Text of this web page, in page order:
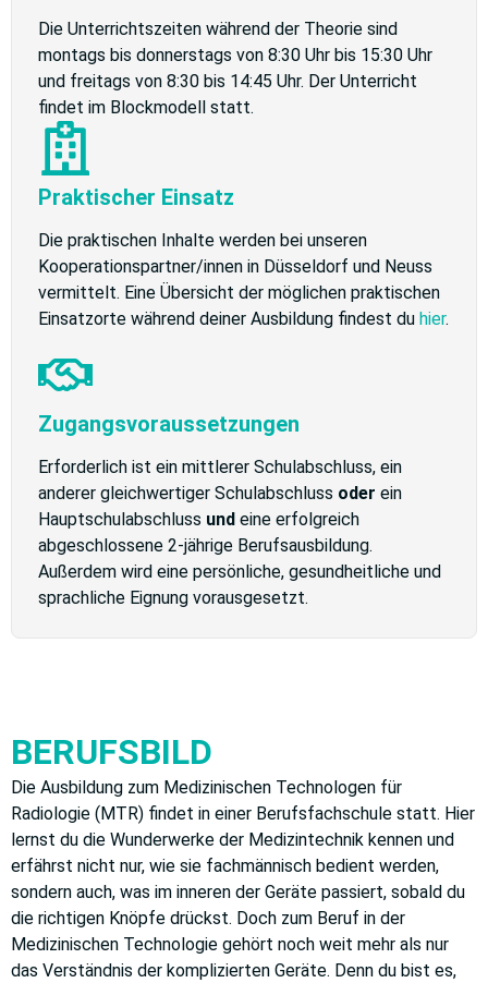
Die Unterrichtszeiten während der Theorie sind
montags bis donnerstags von 8:30 Uhr bis 15:30 Uhr
und freitags von 8:30 bis 14:45 Uhr. Der Unterricht
findet im Blockmodell statt.
Praktischer Einsatz
Die praktischen Inhalte werden bei unseren
Kooperationspartner/innen in Düsseldorf und Neuss
vermittelt. Eine Übersicht der möglichen praktischen
Einsatzorte während deiner Ausbildung findest du hier.
Zugangsvoraussetzungen
Erforderlich ist ein mittlerer Schulabschluss, ein
anderer gleichwertiger Schulabschluss oder ein
Hauptschulabschluss und eine erfolgreich
abgeschlossene 2-jährige Berufsausbildung.
Außerdem wird eine persönliche, gesundheitliche und
sprachliche Eignung vorausgesetzt.
BERUFSBILD
Die Ausbildung zum Medizinischen Technologen für
Radiologie (MTR) findet in einer Berufsfachschule statt. Hier
lernst du die Wunderwerke der Medizintechnik kennen und
erfährst nicht nur, wie sie fachmännisch bedient werden,
sondern auch, was im inneren der Geräte passiert, sobald du
die richtigen Knöpfe drückst. Doch zum Beruf in der
Medizinischen Technologie gehört noch weit mehr als nur
das Verständnis der komplizierten Geräte. Denn du bist es,